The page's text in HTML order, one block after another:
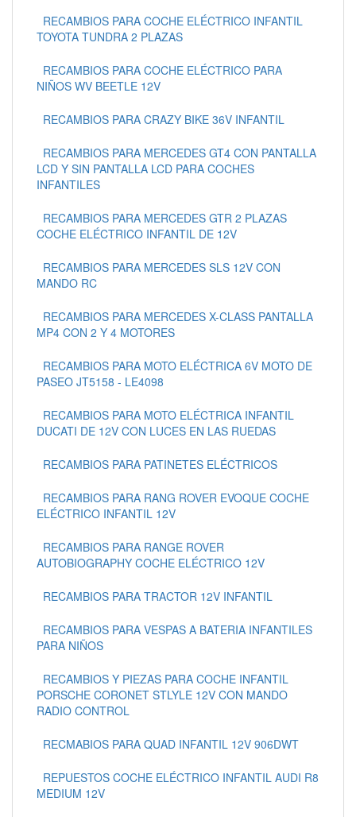
RECAMBIOS PARA COCHE ELÉCTRICO INFANTIL
TOYOTA TUNDRA 2 PLAZAS
RECAMBIOS PARA COCHE ELÉCTRICO PARA
NIÑOS WV BEETLE 12V
RECAMBIOS PARA CRAZY BIKE 36V INFANTIL
RECAMBIOS PARA MERCEDES GT4 CON PANTALLA
LCD Y SIN PANTALLA LCD PARA COCHES
INFANTILES
RECAMBIOS PARA MERCEDES GTR 2 PLAZAS
COCHE ELÉCTRICO INFANTIL DE 12V
RECAMBIOS PARA MERCEDES SLS 12V CON
MANDO RC
RECAMBIOS PARA MERCEDES X-CLASS PANTALLA
MP4 CON 2 Y 4 MOTORES
RECAMBIOS PARA MOTO ELÉCTRICA 6V MOTO DE
PASEO JT5158 - LE4098
RECAMBIOS PARA MOTO ELÉCTRICA INFANTIL
DUCATI DE 12V CON LUCES EN LAS RUEDAS
RECAMBIOS PARA PATINETES ELÉCTRICOS
RECAMBIOS PARA RANG ROVER EVOQUE COCHE
ELÉCTRICO INFANTIL 12V
RECAMBIOS PARA RANGE ROVER
AUTOBIOGRAPHY COCHE ELÉCTRICO 12V
RECAMBIOS PARA TRACTOR 12V INFANTIL
RECAMBIOS PARA VESPAS A BATERIA INFANTILES
PARA NIÑOS
RECAMBIOS Y PIEZAS PARA COCHE INFANTIL
PORSCHE CORONET STLYLE 12V CON MANDO
RADIO CONTROL
RECMABIOS PARA QUAD INFANTIL 12V 906DWT
REPUESTOS COCHE ELÉCTRICO INFANTIL AUDI R8
MEDIUM 12V